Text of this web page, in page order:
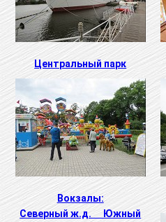
Центральный парк
Вокзалы:
Северный ж.д. Южный